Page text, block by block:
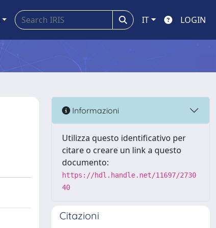
IT LOGIN
Informazioni
Utilizza questo identificativo per
citare o creare un link a questo
documento:
https://hdl.handle.net/11697/2730
40
Citazioni